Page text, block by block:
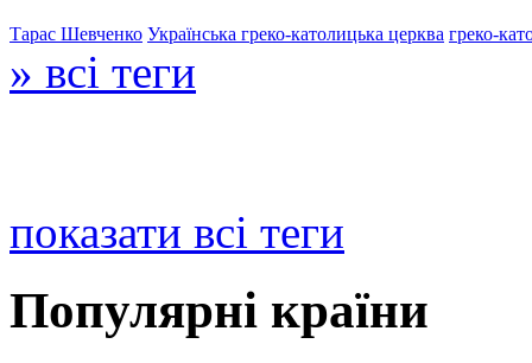
Тарас Шевченко Українська греко-католицька церква греко-
» всі теги
показати всі теги
Популярні країни